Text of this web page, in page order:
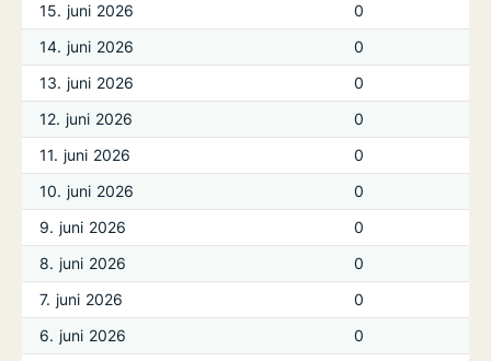
15. juni 2026
0
14. juni 2026
0
13. juni 2026
0
12. juni 2026
0
11. juni 2026
0
10. juni 2026
0
9. juni 2026
0
8. juni 2026
0
7. juni 2026
0
6. juni 2026
0